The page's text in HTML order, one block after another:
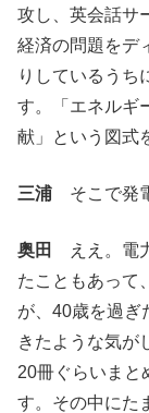
攻し、英会話サ
経済の問題をデ
りしているうち
す。「エネルギ
献」という図式
三浦 そこで発
奥田
ええ。電
たこともあって
が、40歳を過ぎ
きたような気が
20冊ぐらいまと
す。その中にた